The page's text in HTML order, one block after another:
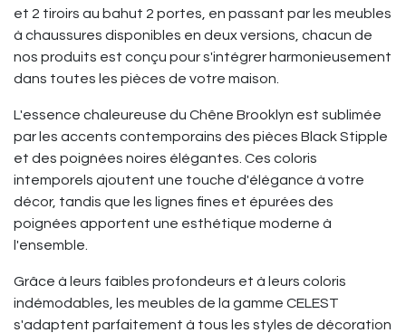
et 2 tiroirs au bahut 2 portes, en passant par les meubles
à chaussures disponibles en deux versions, chacun de
nos produits est conçu pour s'intégrer harmonieusement
dans toutes les pièces de votre maison.
L'essence chaleureuse du Chêne Brooklyn est sublimée
par les accents contemporains des pièces Black Stipple
et des poignées noires élégantes. Ces coloris
intemporels ajoutent une touche d'élégance à votre
décor, tandis que les lignes fines et épurées des
poignées apportent une esthétique moderne à
l'ensemble.
Grâce à leurs faibles profondeurs et à leurs coloris
indémodables, les meubles de la gamme CELEST
s'adaptent parfaitement à tous les styles de décoration